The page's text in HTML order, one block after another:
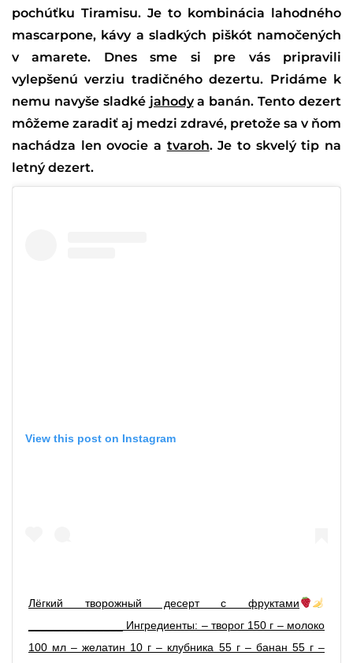
pochúťku Tiramisu. Je to kombinácia lahodného
mascarpone, kávy a sladkých piškót namočených
v amarete. Dnes sme si pre vás pripravili
vylepšenú verziu tradičného dezertu. Pridáme k
nemu navyše sladké jahodya banán. Tento dezert
môžeme zaradiť aj medzi zdravé, pretože sa v ňom
nachádza len ovocie a tvaroh. Je to skvelý tip na
letný dezert.
View this post on Instagram
Лёгкий творожный десерт с фруктами
_______________ Ингредиенты: – творог 150 г – молоко
100 мл – желатин 10 г – клубника 55 г – банан 55 г –